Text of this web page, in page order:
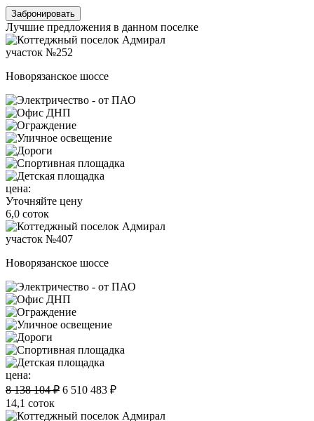
Забронировать
Лучшие предложения в данном поселке
участок №252
Новорязанское шоссе
цена:
Уточняйте цену
6,0 соток
участок №407
Новорязанское шоссе
цена:
8 138 104 ₽ 6 510 483 ₽
14,1 соток